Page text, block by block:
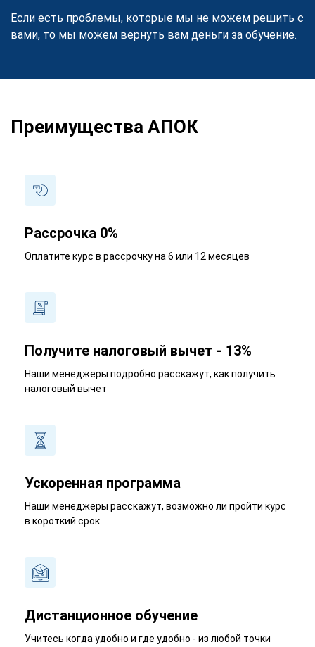
Если есть проблемы, которые мы не можем решить с
вами, то мы можем вернуть вам деньги за обучение.
Преимущества АПОК
Рассрочка 0%
Оплатите курс в рассрочку на 6 или 12 месяцев
Получите налоговый вычет - 13%
Наши менеджеры подробно расскажут, как получить
налоговый вычет
Ускоренная программа
Наши менеджеры расскажут, возможно ли пройти курс
в короткий срок
Дистанционное обучение
Учитесь когда удобно и где удобно - из любой точки